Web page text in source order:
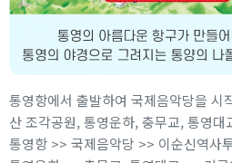
통영항에서 출발하여 국제음악당을 시
산 조각공원, 통영운하, 충무교, 통영
통영항 >> 국제음악당 >> 이순신역사